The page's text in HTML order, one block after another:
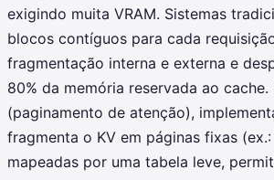
exigindo muita VRAM. Sistemas
blocos contíguos para cada
fragmentação interna e externa e
80% da memória reservada ao
(paginamento de atenção),
fragmenta o KV em páginas fixas
mapeadas por uma tabela leve,